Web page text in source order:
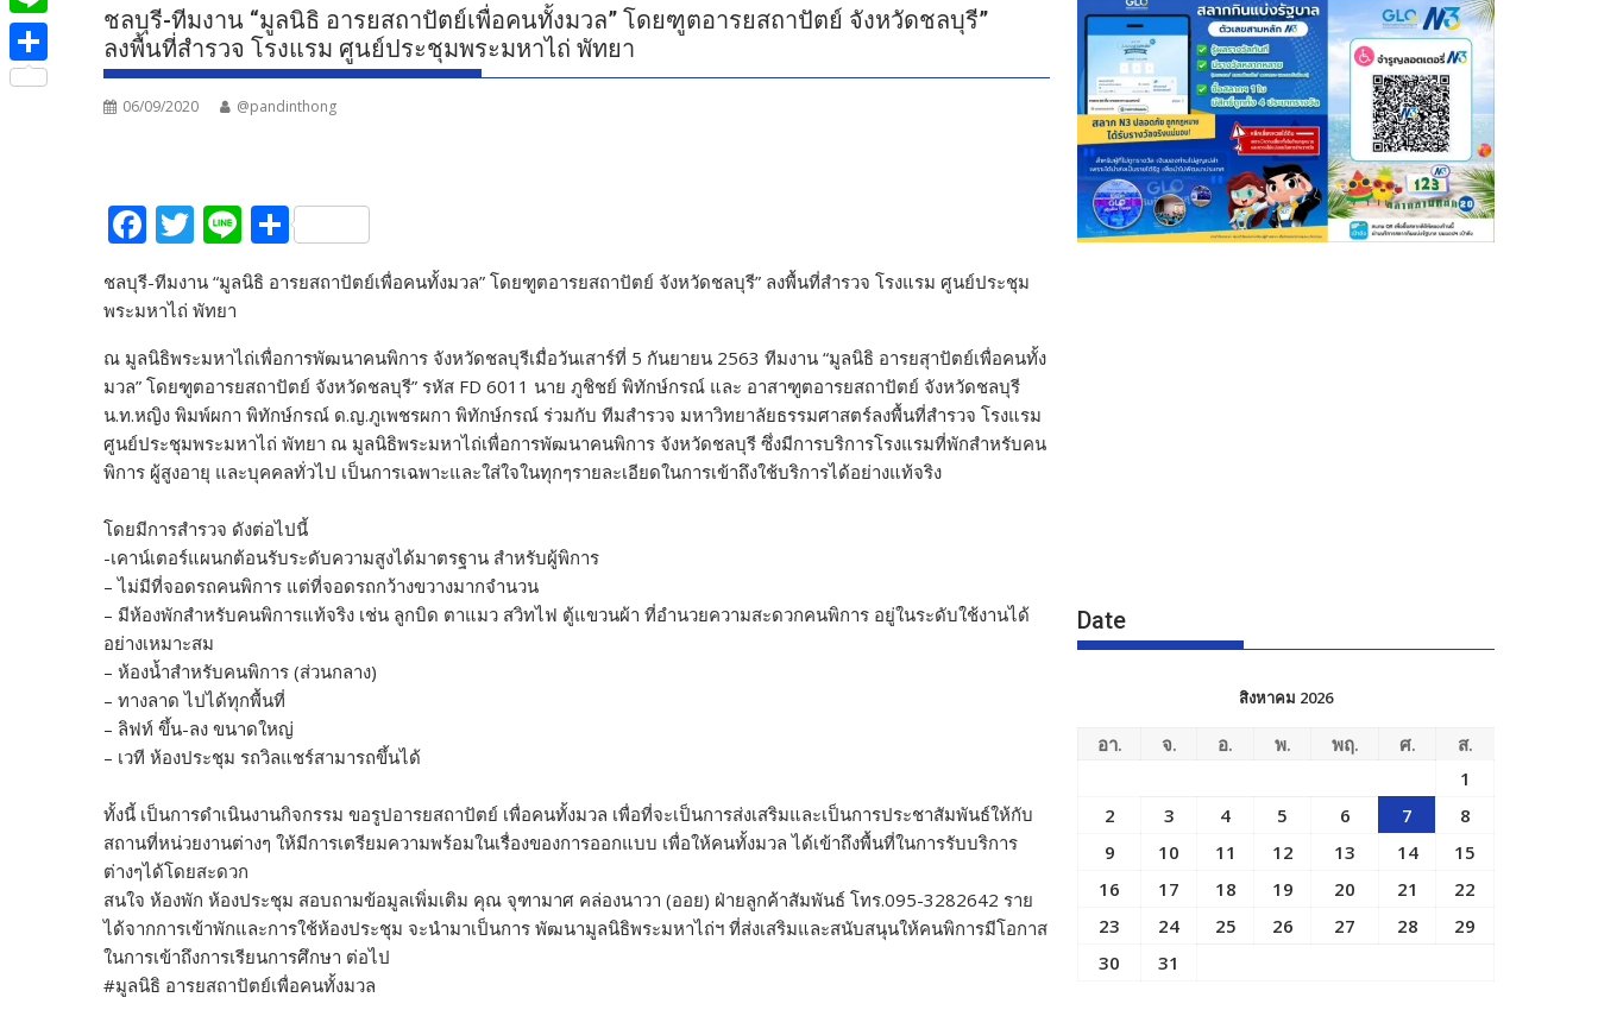
ชลบุรี-ทีมงาน “มูลนิธิ อารยสถาปัตย์เพื่อคนทั้งมวล” โดยฑูตอารยสถาปัตย์ จังหวัดชลบุรี”
ลงพื้นที่สำรวจ โรงแรม ศูนย์ประชุมพระมหาไถ่ พัทยา
06/09/2020 @pandinthong
F
ac
e
b
o
o
k
T
itt
Li
n
e
S
ar
ชลบุรี-ทีมงาน “มูลนิธิ อารยสถาปัตย์เพื่อคนทั้งมวล” โดยฑูตอารยสถาปัตย์ จังหวัดชลบุรี” ลงพื้นที่สำรวจ โรงแรม ศูนย์ประชุม
พระมหาไถ่ พัทยา
ณ มูลนิธิพระมหาไถ่เพื่อการพัฒนาคนพิการ จังหวัดชลบุรีเมื่อวันเสาร์ที่ 5 กันยายน 2563 ทีมงาน “มูลนิธิ อารยสุาปัตย์เพื่อคนทั้ง
มวล” โดยฑูตอารยสถาปัตย์ จังหวัดชลบุรี” รหัส FD 6011 นาย ภูชิชย์ พิทักษ์กรณ์ และ อาสาฑูตอารยสถาปัตย์ จังหวัดชลบุรี
น.ท.หญิง พิมพ์ผกา พิทักษ์กรณ์ ด.ญ.ภูเพชรผกา พิทักษ์กรณ์ ร่วมกับ ทีมสำรวจ มหาวิทยาลัยธรรมศาสตร์ลงพื้นที่สำรวจ โรงแรม
ศูนย์ประชุมพระมหาไถ่ พัทยา ณ มูลนิธิพระมหาไถ่เพื่อการพัฒนาคนพิการ จังหวัดชลบุรี ซึ่งมีการบริการโรงแรมที่พักสำหรับคน
พิการ ผู้สูงอายุ และบุคคลทั่วไป เป็นการเฉพาะและใส่ใจในทุกๆรายละเอียดในการเข้าถึงใช้บริการได้อย่างแท้จริง
โดยมีการสำรวจ ดังต่อไปนี้
-เคาน์เตอร์แผนกต้อนรับระดับความสูงได้มาตรฐาน สำหรับผู้พิการ
– ไม่มีที่จอดรถคนพิการ แต่ที่จอดรถกว้างขวางมากจำนวน
– มีห้องพักสำหรับคนพิการแท้จริง เช่น ลูกบิด ตาแมว สวิทไฟ ตู้แขวนผ้า ที่อำนวยความสะดวกคนพิการ อยู่ในระดับใช้งานได้
อย่างเหมาะสม
– ห้องน้ำสำหรับคนพิการ (ส่วนกลาง)
– ทางลาด ไปได้ทุกพื้นที่
– ลิฟท์ ขึ้น-ลง ขนาดใหญ่
– เวที ห้องประชุม รถวิลแชร์สามารถขึ้นได้
ทั้งนี้ เป็นการดำเนินงานกิจกรรม ขอรูปอารยสถาปัตย์ เพื่อคนทั้งมวล เพื่อที่จะเป็นการส่งเสริมและเป็นการประชาสัมพันธ์ให้กับ
สถานที่หน่วยงานต่างๆ ให้มีการเตรียมความพร้อมในเรื่องของการออกแบบ เพื่อให้คนทั้งมวล ได้เข้าถึงพื้นที่ในการรับบริการ
ต่างๆได้โดยสะดวก
สนใจ ห้องพัก ห้องประชุม สอบถามข้อมูลเพิ่มเติม คุณ จุฑามาศ คล่องนาวา (ออย) ฝ่ายลูกค้าสัมพันธ์ โทร.095-3282642 ราย
ได้จากการเข้าพักและการใช้ห้องประชุม จะนำมาเป็นการ พัฒนามูลนิธิพระมหาไถ่ฯ ที่ส่งเสริมและสนับสนุนให้คนพิการมีโอกาส
ในการเข้าถึงการเรียนการศึกษา ต่อไป
#มูลนิธิ อารยสถาปัตย์เพื่อคนทั้งมวล
Date
สิงหาคม 2026
อา. จ. อ. พ. พฤ. ศ.
ส.
1
2
3 4 5 6 7
8
9
10 11 12 13 14
15
16
17 18 19 20 21
22
23
24 25 26 27 28
29
30
31
c
e
b
w
i
L
iS